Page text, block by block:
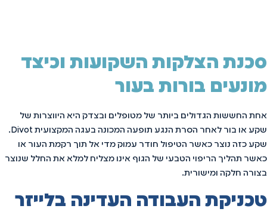
סכנת הצלקות השקועות וכיצד
מונעים בורות בעור
אחת החששות הגדולים ביותר של מטופלים ובצדק היא היווצרות של
שקע או בור לאחר הסרת הנגע תופעה המכונה בעגה המקצועית Divot.
שקע כזה נוצר כאשר הטיפול חודר עמוק מדי אל תוך רקמת העור או
כאשר תהליך הריפוי הטבעי של הגוף אינו מצליח למלא את החלל שנוצר
בצורה חלקה ומישורית.
טכניקת העבודה העדינה בלייזר